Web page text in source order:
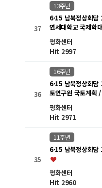
37
13주년
6·15 남북정상회
연세대학교 국제학
평화센터
Hit 2997
36
16주년
6·15 남북정상회
토연구원 국토계획
평화센터
Hit 2971
35
11주년
6·15 남북정상회
평화센터
Hit 2960